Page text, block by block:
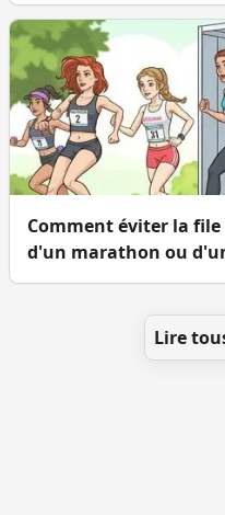
Comment éviter la
d'un marathon ou
Lire